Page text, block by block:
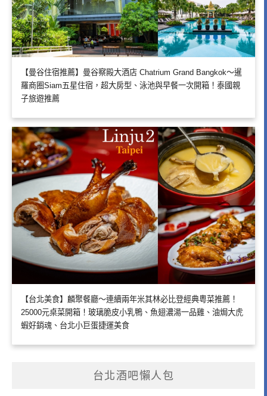
【曼谷住宿推薦】曼谷察殿大酒店 Chatrium Grand Bangkok～暹
羅商圈Siam五星住宿，超大房型、泳池與早餐一次開箱！泰國親
子旅遊推薦
【台北美食】麟聚餐廳～連續兩年米其林必比登經典粵菜推薦！
25000元桌菜開箱！玻璃脆皮小乳鴨、魚翅濃湯一品雞、油焗大虎
蝦好銷魂、台北小巨蛋捷運美食
台北酒吧懶人包